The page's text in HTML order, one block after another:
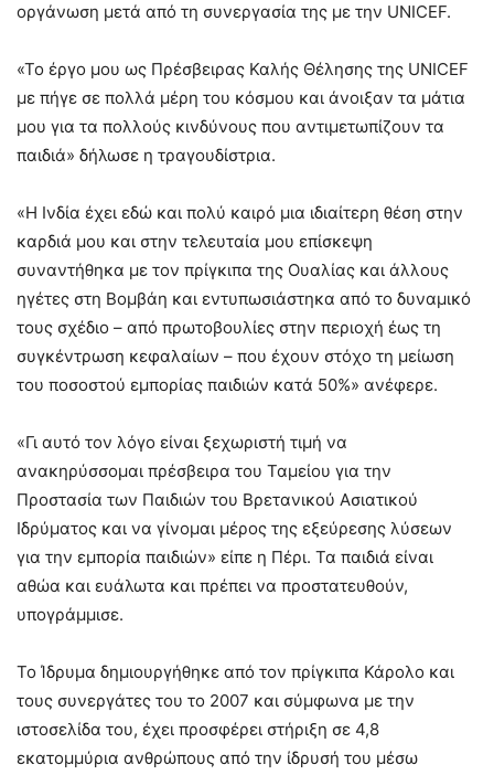
οργάνωση μετά από τη συνεργασία της με την UNICEF.
«Το έργο μου ως Πρέσβειρας Καλής Θέλησης της UNICEF
με πήγε σε πολλά μέρη του κόσμου και άνοιξαν τα μάτια
μου για τα πολλούς κινδύνους που αντιμετωπίζουν τα
παιδιά» δήλωσε η τραγουδίστρια.
«Η Ινδία έχει εδώ και πολύ καιρό μια ιδιαίτερη θέση στην
καρδιά μου και στην τελευταία μου επίσκεψη
συναντήθηκα με τον πρίγκιπα της Ουαλίας και άλλους
ηγέτες στη Βομβάη και εντυπωσιάστηκα από το δυναμικό
τους σχέδιο – από πρωτοβουλίες στην περιοχή έως τη
συγκέντρωση κεφαλαίων – που έχουν στόχο τη μείωση
του ποσοστού εμπορίας παιδιών κατά 50%» ανέφερε.
«Γι αυτό τον λόγο είναι ξεχωριστή τιμή να
ανακηρύσσομαι πρέσβειρα του Ταμείου για την
Προστασία των Παιδιών του Βρετανικού Ασιατικού
Ιδρύματος και να γίνομαι μέρος της εξεύρεσης λύσεων
για την εμπορία παιδιών» είπε η Πέρι. Τα παιδιά είναι
αθώα και ευάλωτα και πρέπει να προστατευθούν,
υπογράμμισε.
Το Ίδρυμα δημιουργήθηκε από τον πρίγκιπα Κάρολο και
τους συνεργάτες του το 2007 και σύμφωνα με την
ιστοσελίδα του, έχει προσφέρει στήριξη σε 4,8
εκατομμύρια ανθρώπους από την ίδρυσή του μέσω